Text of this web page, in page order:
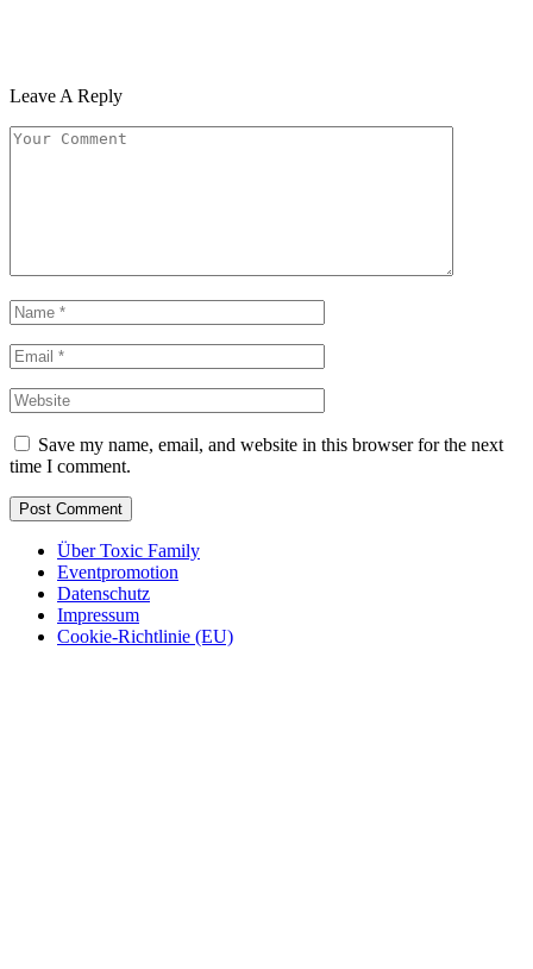
Leave A Reply
Save my name, email, and website in this browser for the next
time I comment.
Über Toxic Family
Eventpromotion
Datenschutz
Impressum
Cookie-Richtlinie (EU)